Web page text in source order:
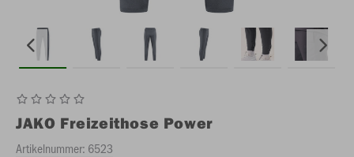
JAKO Freizeithose Power
Artikelnummer: 6523